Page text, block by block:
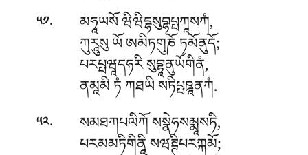
༥༡. མཧཱཡསོ ཝིཝིདྷསུབྷཔྤཀཱསཀཾ,
ཀུརཱུསུ ཡོ ཨམིཏགུཎོ ཏམོནུདོ;
པརཔྤཝཱདཧརི སུབྷཱནུཡོགིནཾ,
ནམཱམི ཏཾ ཀཐཡི སཏིཔྤཋཱནཀཾ.
༥༢. སམཐཀཔལིཀོ སསྣེཧསམྨཱསཏི,